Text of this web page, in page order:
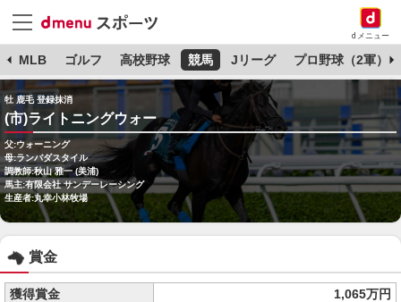
dメニュー
MLB ゴルフ 高校野球 競馬 Jリーグ プロ野球（2軍）
牡 鹿毛 登録抹消
(市)ライトニングウォー
父:ウォーニング
母:ランバダスタイル
調教師:秋山 雅一 (美浦)
馬主:有限会社 サンデーレーシング
生産者:丸幸小林牧場
賞金
獲得賞金
1,065万円